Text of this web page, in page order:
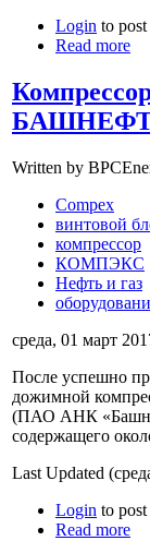
Login to
Read more
Written by
Compex
винтовой
компрессор
КОМПЭКС
Нефть и газ
среда, 01 март
После успешно
дожимной
(ПАО АНК
содержащего
Last Updated
Login to
Read more